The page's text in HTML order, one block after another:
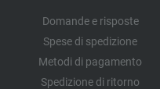
Domande e risposte
Spese di spedizione
Metodi di pagamento
Spedizione di ritorno